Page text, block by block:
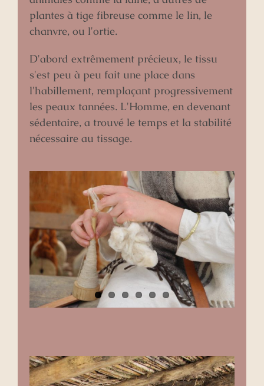
plantes à tige fibreuse comme le lin, le
chanvre, ou l'ortie.
D'abord extrêmement précieux, le tissu
s'est peu à peu fait une place dans
l'habillement, remplaçant progressivement
les peaux tannées. L'Homme, en devenant
sédentaire, a trouvé le temps et la stabilité
nécessaire au tissage.